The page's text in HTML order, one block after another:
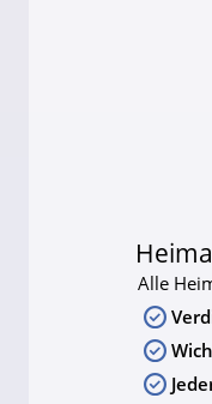
Alle